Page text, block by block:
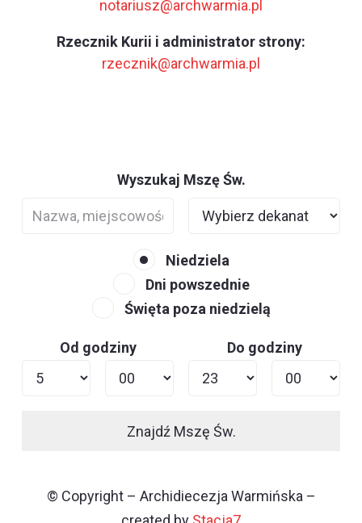
notariusz@archwarmia.pl
Rzecznik Kurii i administrator strony:
rzecznik@archwarmia.pl
Wyszukaj Mszę Św.
Niedziela
Dni powszednie
Święta poza niedzielą
Od godziny Do godziny
Znajdź Mszę Św.
© Copyright – Archidiecezja Warmińska –